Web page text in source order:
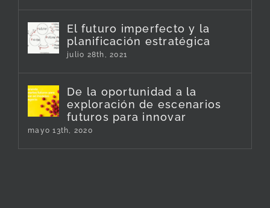
El futuro imperfecto y la
planificación estratégica
julio 28th, 2021
De la oportunidad a la
exploración de escenarios
futuros para innovar
mayo 13th, 2020